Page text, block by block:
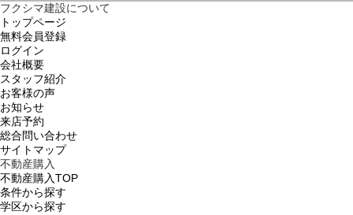
フクシマ建設について
トップページ
無料会員登録
ログイン
会社概要
スタッフ紹介
お客様の声
お知らせ
来店予約
総合問い合わせ
サイトマップ
不動産購入
不動産購入TOP
条件から探す
学区から探す